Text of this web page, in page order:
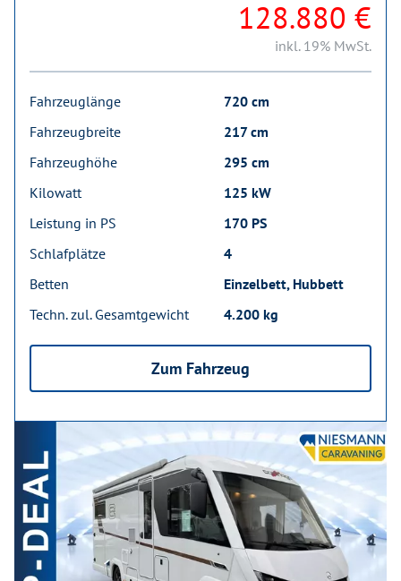
128.880 €
inkl. 19% MwSt.
Fahrzeuglänge
720 cm
Fahrzeugbreite
217 cm
Fahrzeughöhe
295 cm
Kilowatt
125 kW
Leistung in PS
170 PS
Schlafplätze
4
Betten
Einzelbett, Hubbett
Techn. zul. Gesamtgewicht
4.200 kg
Zum Fahrzeug